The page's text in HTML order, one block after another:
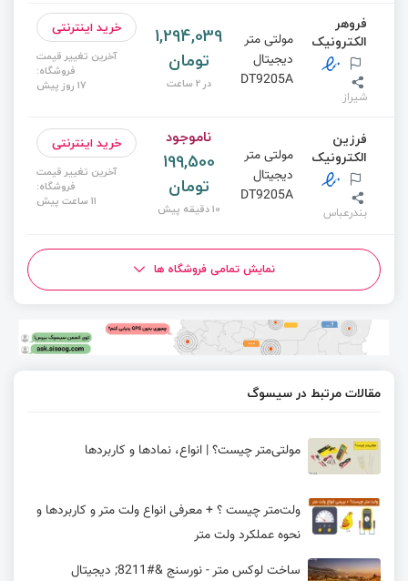
فروهر
الکترونیک
شیراز
مولتی متر
دیجیتال
DT9205A
1,294,039
تومان
در 2 ساعت
خرید اینترنتی
آخرین تغییر قیمت
فروشگاه:
17 روز پیش
فرزین
الکترونیک
بندرعباس
مولتی متر
دیجیتال
DT9205A
ناموجود
199,500
تومان
10 دقیقه پیش
خرید اینترنتی
آخرین تغییر قیمت
فروشگاه:
11 ساعت پیش
نمایش تمامی فروشگاه ها
مقالات مرتبط در سیسوگ
مولتی‌متر چیست؟ | انواع، نمادها و کاربردها
ولت‌متر چیست ؟ + معرفی انواع ولت متر و کاربردها و
نحوه عملکرد ولت متر
ساخت لوکس متر - نورسنج &#8211; دیجیتال